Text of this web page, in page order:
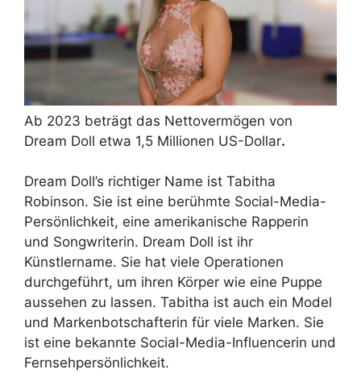
Ab 2023 beträgt das Nettovermögen von
Dream Doll etwa 1,5 Millionen US-Dollar.
Dream Doll’s richtiger Name ist Tabitha
Robinson. Sie ist eine berühmte Social-Media-
Persönlichkeit, eine amerikanische Rapperin
und Songwriterin. Dream Doll ist ihr
Künstlername. Sie hat viele Operationen
durchgeführt, um ihren Körper wie eine Puppe
aussehen zu lassen. Tabitha ist auch ein Model
und Markenbotschafterin für viele Marken. Sie
ist eine bekannte Social-Media-Influencerin und
Fernsehpersönlichkeit.